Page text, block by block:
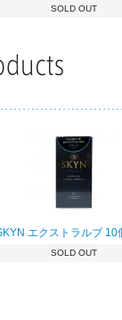
SOLD OUT
エクストラルブ 10
SOLD OUT